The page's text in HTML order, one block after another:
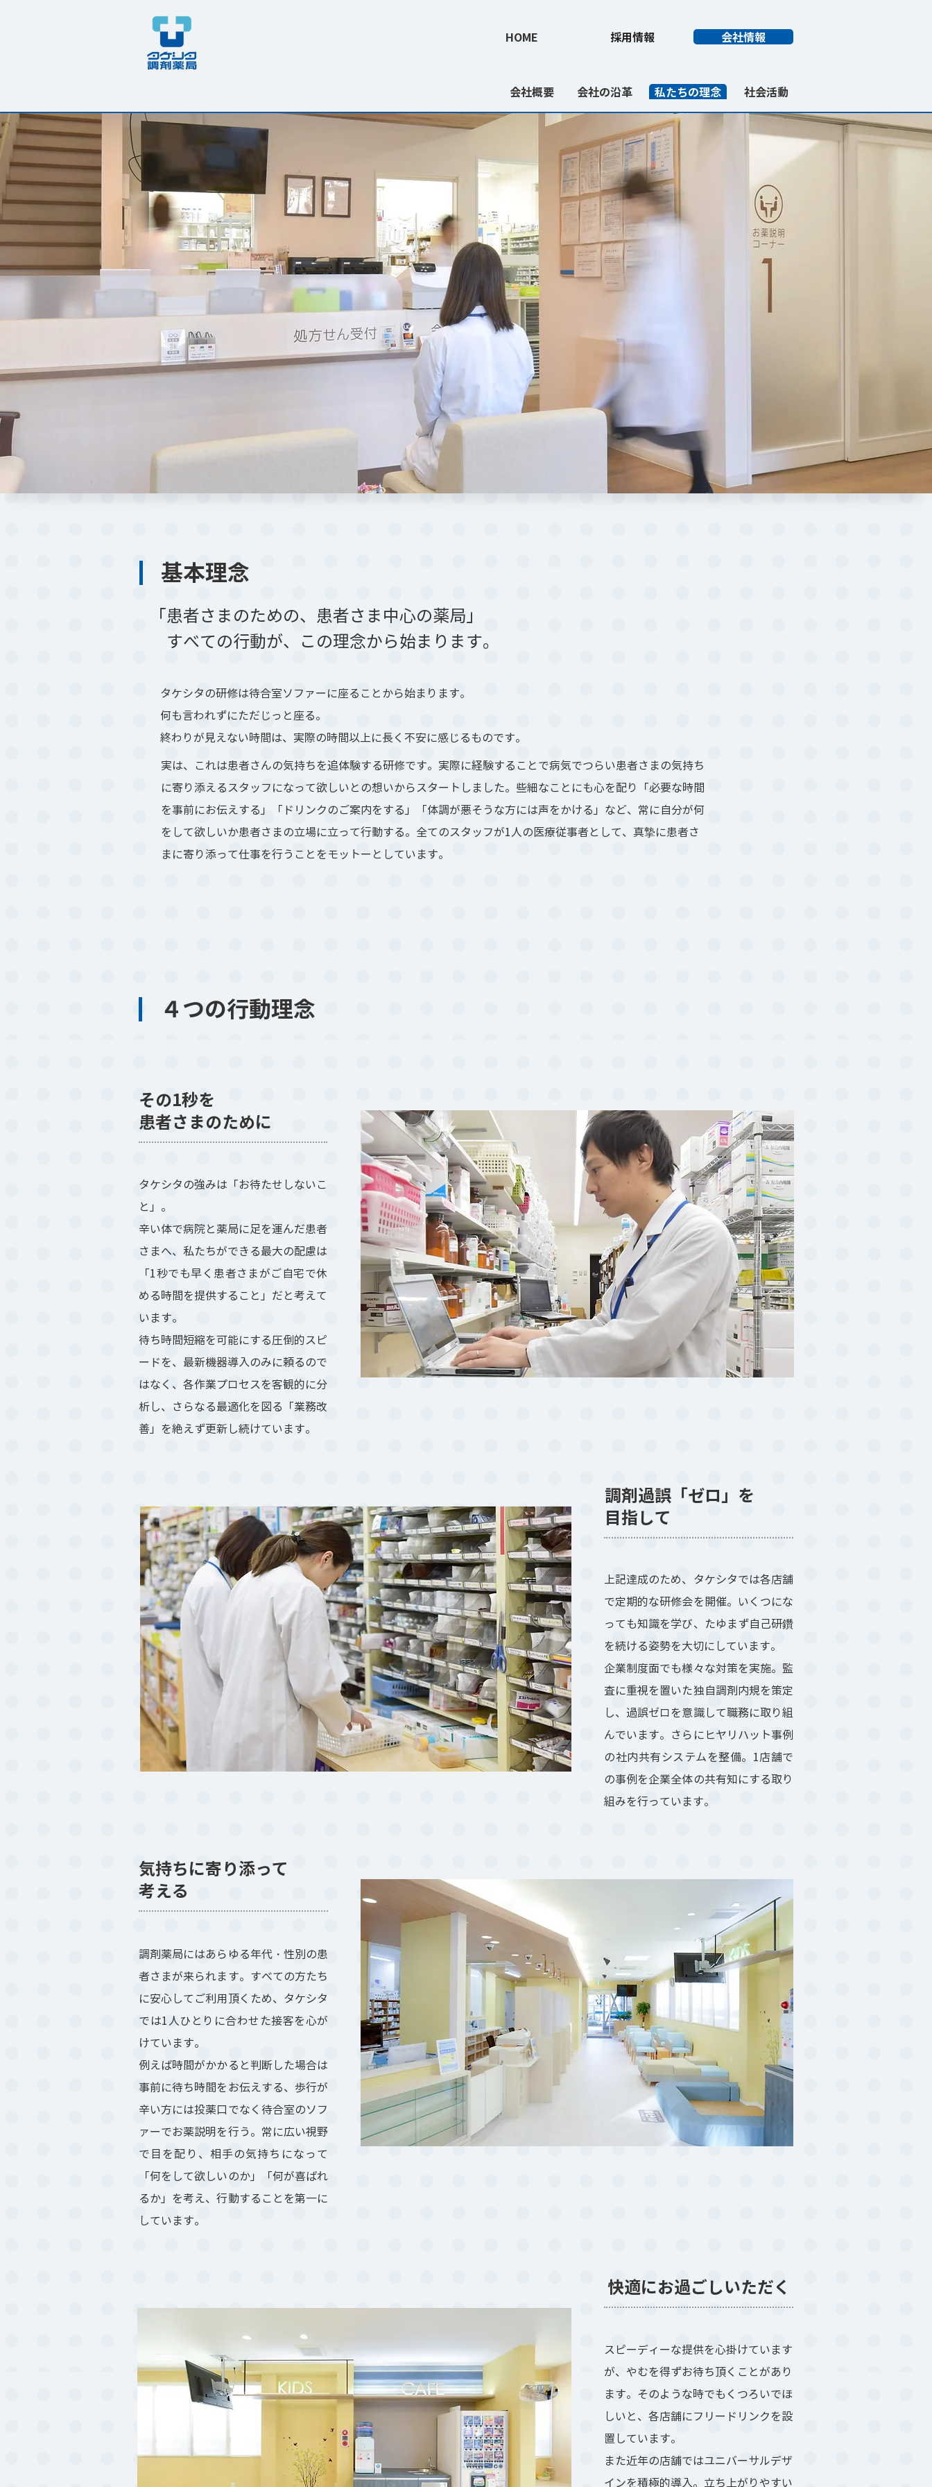
会社概要 会社の沿革 私たちの理念 社会活動
HOME 採用情報 会社情報
基本理念
「患者さまのための、患者さま中心の薬局」
すべての行動が、この理念から始まります。
タケシタの研修は待合室ソファーに座ることから始まります。
何も言われずにただじっと座る。
終わりが見えない時間は、実際の時間以上に長く不安に感じるものです。
実は、これは患者さんの気持ちを追体験する研修です。実際に経験することで病気でつらい患者さまの気持ち
に寄り添えるスタッフになって欲しいとの想いからスタートしました。些細なことにも心を配り「必要な時間
を事前にお伝えする」「ドリンクのご案内をする」「体調が悪そうな方には声をかける」など、常に自分が何
をして欲しいか患者さまの立場に立って行動する。全てのスタッフが1人の医療従事者として、真摯に患者さ
まに寄り添って仕事を行うことをモットーとしています。
４つの行動理念
その1秒を
患者さまのために
タケシタの強みは「お待たせしないこ
と」。
辛い体で病院と薬局に足を運んだ患者
さまへ、私たちができる最大の配慮は
「1秒でも早く患者さまがご自宅で休
める時間を提供すること」だと考えて
います。
待ち時間短縮を可能にする圧倒的スピ
ードを、最新機器導入のみに頼るので
はなく、各作業プロセスを客観的に分
析し、さらなる最適化を図る「業務改
善」を絶えず更新し続けています。
「患者さまのための、患者さま中心の薬局」
すべての行動が、この理念から始まります。
その1秒を患者さまのた
めに
調剤過誤「ゼロ」を目指
して
気持ちに寄り添って考え
る
調剤過誤「ゼロ」 を
目指して
上記達成のため、タケシタでは各店舗
で定期的な研修会を開催。いくつにな
っても知識を学び、たゆまず自己研鑽
を続ける姿勢を大切にしています。
企業制度面でも様々な対策を実施。監
査に重視を置いた独自調剤内規を策定
し、過誤ゼロを意識して職務に取り組
んでいます。さらにヒヤリハット事例
の社内共有システムを整備。1店舗で
の事例を企業全体の共有知にする取り
組みを行っています。
気持ちに寄り添って
考える
調剤薬局にはあらゆる年代・性別の患
者さまが来られます。すべての方たち
に安心してご利用頂くため、タケシタ
では1人ひとりに合わせた接客を心が
けています。
例えば時間がかかると判断した場合は
事前に待ち時間をお伝えする、歩行が
辛い方には投薬口でなく待合室のソフ
ァーでお薬説明を行う。常に広い視野
で目を配り、相手の気持ちになって
「何をして欲しいのか」「何が喜ばれ
るか」を考え、行動することを第一に
しています。
快適にお過ごしいただく
スピーディーな提供を心掛けています
が、やむを得ずお待ち頂くことがあり
ます。そのような時でもくつろいでほ
しいと、各店舗にフリードリンクを設
置しています。
また近年の店舗ではユニバーサルデザ
インを積極的導入。立ち上がりやすい